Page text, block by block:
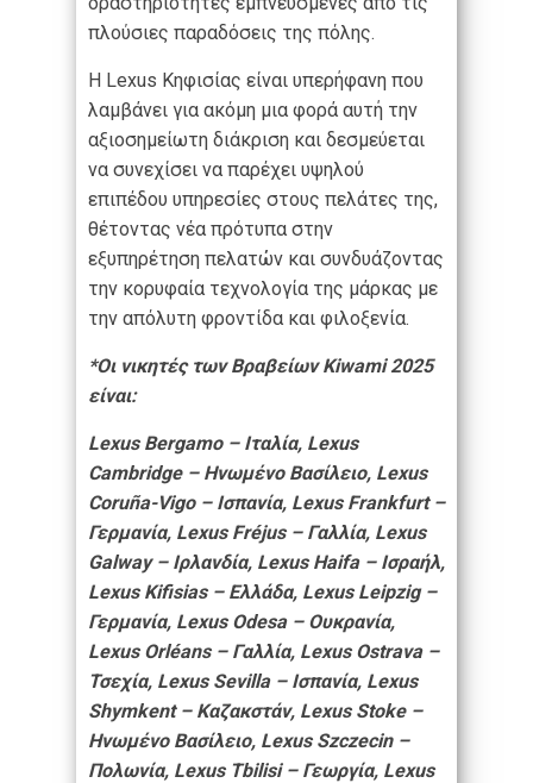
πλούσιες παραδόσεις της πόλης.
Η Lexus Κηφισίας είναι υπερήφανη που
λαμβάνει για ακόμη μια φορά αυτή την
αξιοσημείωτη διάκριση και δεσμεύεται
να συνεχίσει να παρέχει υψηλού
επιπέδου υπηρεσίες στους πελάτες της,
θέτοντας νέα πρότυπα στην
εξυπηρέτηση πελατών και συνδυάζοντας
την κορυφαία τεχνολογία της μάρκας με
την απόλυτη φροντίδα και φιλοξενία.
*Οι νικητές των Βραβείων Kiwami 2025
είναι:
Lexus Bergamo – Ιταλία, Lexus
Cambridge – Ηνωμένο Βασίλειο, Lexus
Coruña-Vigo – Ισπανία, Lexus Frankfurt –
Γερμανία, Lexus Fréjus – Γαλλία, Lexus
Galway – Ιρλανδία, Lexus Haifa – Ισραήλ,
Lexus Kifisias – Ελλάδα, Lexus Leipzig –
Γερμανία, Lexus Odesa – Ουκρανία,
Lexus Orléans – Γαλλία, Lexus Ostrava –
Τσεχία, Lexus Sevilla – Ισπανία, Lexus
Shymkent – Καζακστάν, Lexus Stoke –
Ηνωμένο Βασίλειο, Lexus Szczecin –
Πολωνία, Lexus Tbilisi – Γεωργία, Lexus